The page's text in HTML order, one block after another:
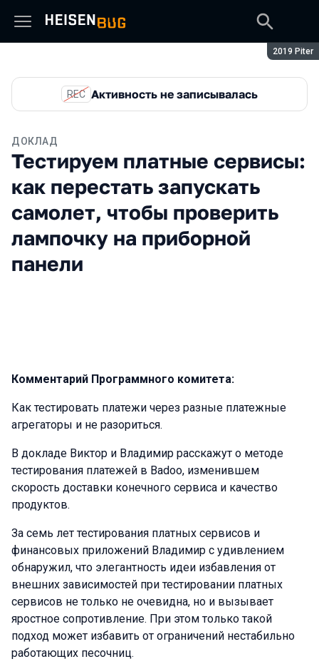
Сезон:
2019 Piter
REC Активность не записывалась
ДОКЛАД
Тестируем платные сервисы:
как перестать запускать
самолет, чтобы проверить
лампочку на приборной
панели
Комментарий Программного комитета:
Как тестировать платежи через разные платежные
агрегаторы и не разориться.
В докладе Виктор и Владимир расскажут о методе
тестирования платежей в Badoo, изменившем
скорость доставки конечного сервиса и качество
продуктов.
За семь лет тестирования платных сервисов и
финансовых приложений Владимир с удивлением
обнаружил, что элегантность идеи избавления от
внешних зависимостей при тестировании платных
сервисов не только не очевидна, но и вызывает
яростное сопротивление. При этом только такой
подход может избавить от ограничений нестабильно
работающих песочниц.